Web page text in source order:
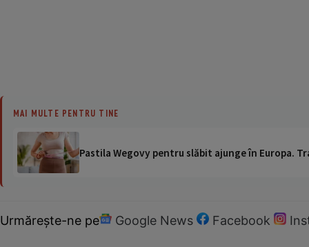
MAI MULTE PENTRU TINE
Pastila Wegovy pentru slăbit ajunge în Europa.
Urmărește-ne pe Google News Facebook